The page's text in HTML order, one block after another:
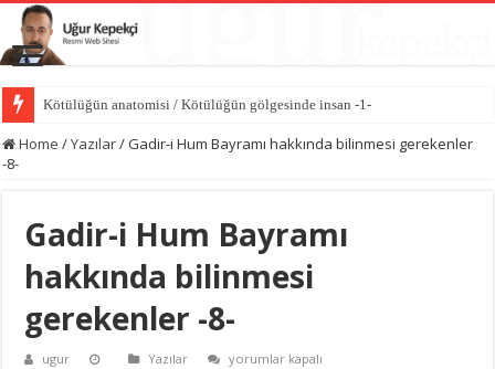
Kötülüğün anatomisi / Kötülüğün gölgesinde insan -1-
Home /Yazılar/Gadir-i Hum Bayramı hakkında bilinmesi gerekenler
-8-
Gadir-i Hum Bayramı
hakkında bilinmesi
gerekenler -8-
ugur Yazılar
Gadir-
yorumlar kapalı